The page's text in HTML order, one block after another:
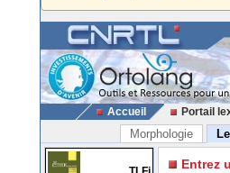
Accueil Portail
Morphologie
Entrez